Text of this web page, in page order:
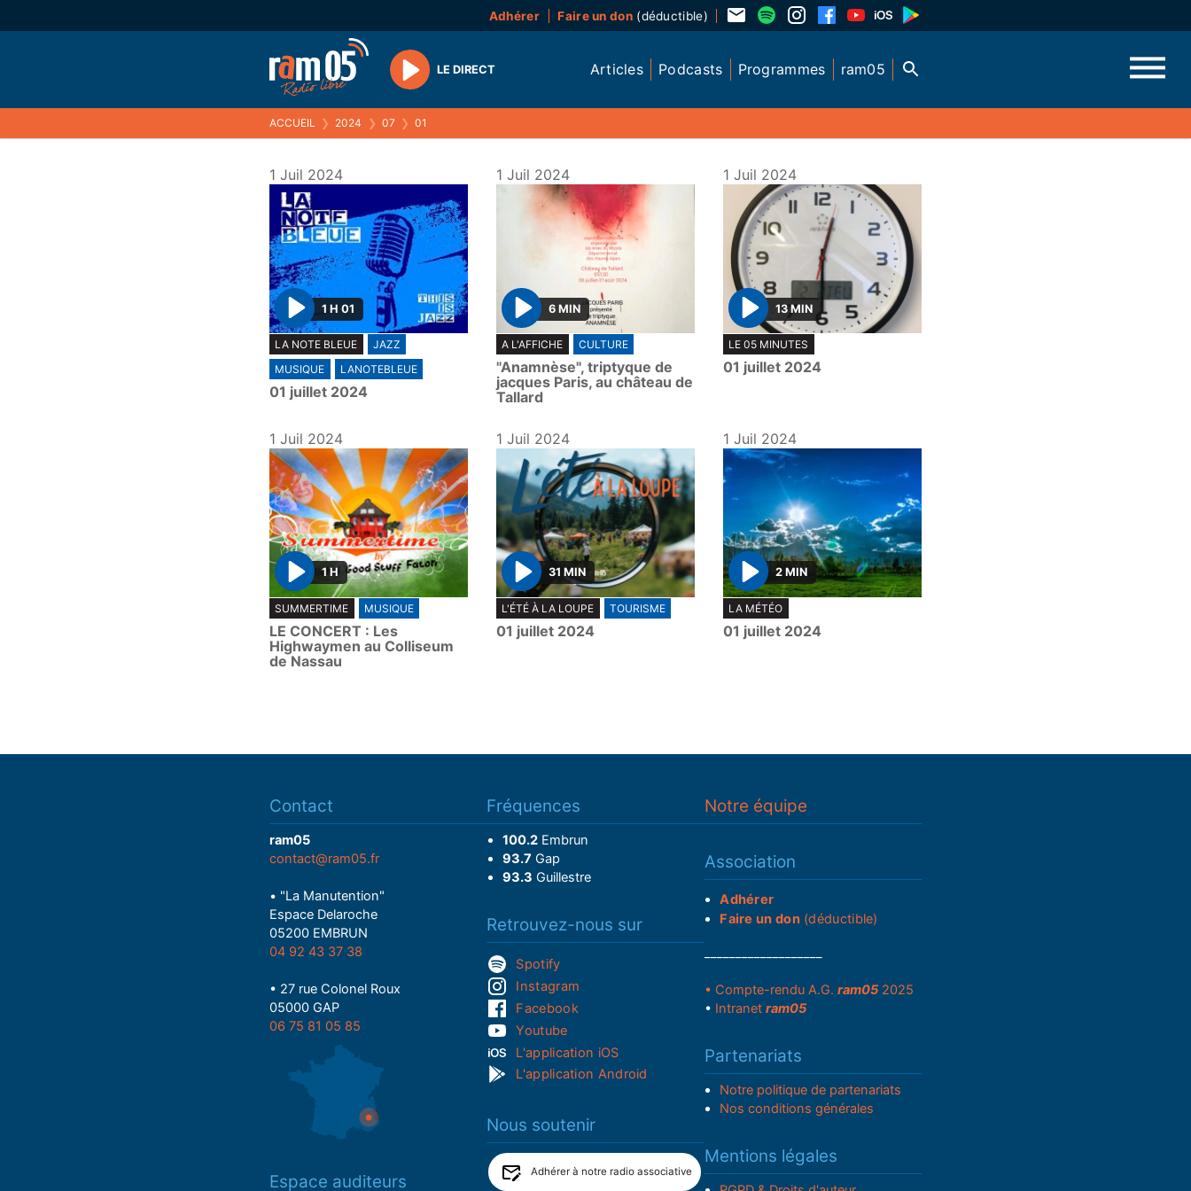
Adhérer Faire un don(déductible)
Play
LE DIRECT Articles Podcasts Programmes ram05
ACCUEIL ❯ 2024 ❯ 07 ❯ 01
1 Juil 2024
P
l
a
y
1 H 01
LA NOTE BLEUE
JAZZ
MUSIQUE
LANOTEBLEUE
01 juillet 2024
1 Juil 2024
P
l
a
y
6 MIN
A L'AFFICHE CULTURE
"Anamnèse", triptyque de
jacques Paris, au château de
Tallard
1 Juil 2024
P
l
a
13 MIN
LE 05 MINUTES
01 juillet 2024
1 Juil 2024
P
l
a
y
1 H
SUMMERTIME MUSIQUE
LE CONCERT : Les
Highwaymen au Colliseum
de Nassau
1 Juil 2024
P
l
a
31 MIN
L'ÉTÉ À LA LOUPE TOURISME
01 juillet 2024
1 Juil 2024
P
l
a
2 MIN
LA MÉTÉO
01 juillet 2024
Contact
ram05
contact@ram05.fr
• "La Manutention"
Espace Delaroche
05200 EMBRUN
04 92 43 37 38
• 27 rue Colonel Roux
05000 GAP
06 75 81 05 85
Espace auditeurs
Fréquences
100.2Embrun
93.7 Gap
93.3 Guillestre
Retrouvez-nous sur
Spotify
Instagram
Facebook
Youtube
L'application iOS
L'application Android
Nous soutenir
Adhérer à notre radio associative
Notre équipe
Association
Adhérer
Faire un don(déductible)
• Compte-rendu A.G. ram052025
• Intranet ram05
Partenariats
Notre politique de partenariats
Nos conditions générales
Mentions légales